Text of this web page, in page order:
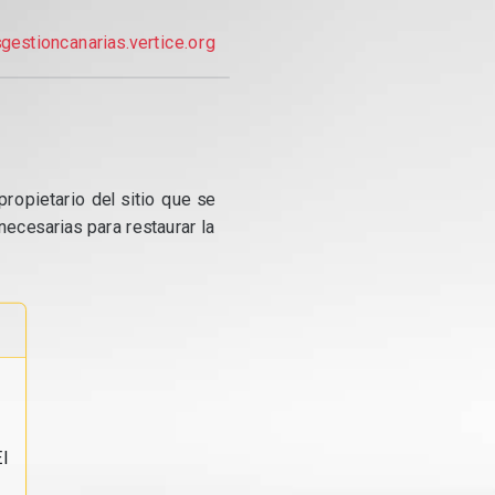
del sitio que se
para restaurar la